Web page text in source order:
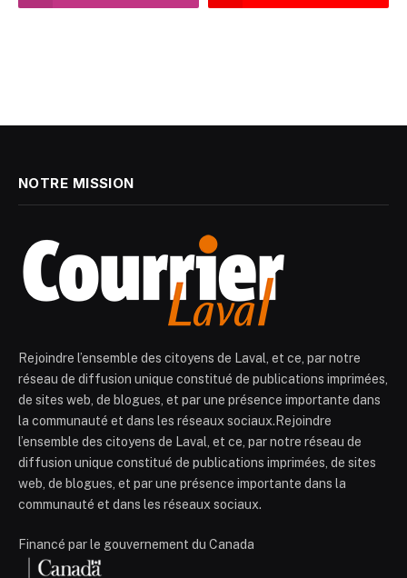
NOTRE MISSION
Rejoindre l’ensemble des citoyens de Laval, et ce, par notre
réseau de diffusion unique constitué de publications imprimées,
de sites web, de blogues, et par une présence importante dans
la communauté et dans les réseaux sociaux.Rejoindre
l’ensemble des citoyens de Laval, et ce, par notre réseau de
diffusion unique constitué de publications imprimées, de sites
web, de blogues, et par une présence importante dans la
communauté et dans les réseaux sociaux.
Financé par le gouvernement du Canada